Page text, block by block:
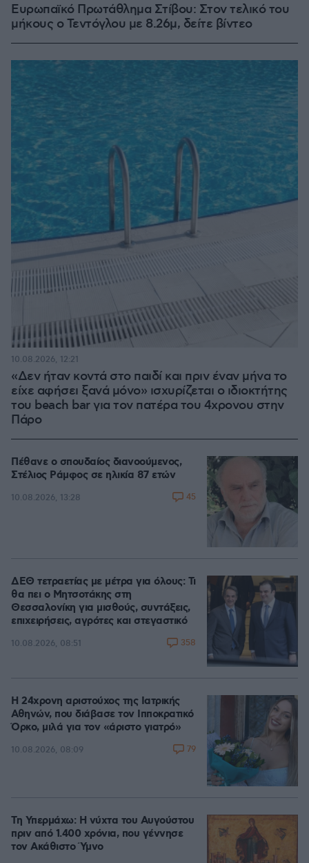
Ευρωπαϊκό Πρωτάθλημα Στίβου: Στον τελικό του
μήκους ο Τεντόγλου με 8.26μ, δείτε βίντεο
«Δεν ήταν κοντά στο παιδί και πριν έναν μήνα το
είχε αφήσει ξανά μόνο» ισχυρίζεται ο ιδιοκτήτης
του beach bar για τον πατέρα του 4χρονου στην
Πάρο
10.08.2026, 12:21
Πέθανε ο σπουδαίος διανοούμενος,
Στέλιος Ράμφος σε ηλικία 87 ετών
10.08.2026, 13:28 45
ΔΕΘ τετραετίας με μέτρα για όλους: Τι
θα πει ο Μητσοτάκης στη
Θεσσαλονίκη για μισθούς, συντάξεις,
επιχειρήσεις, αγρότες και στεγαστικό
10.08.2026, 08:51 358
Η 24χρονη αριστούχος της Ιατρικής
Αθηνών, που διάβασε τον Ιπποκρατικό
Όρκο, μιλά για τον «άριστο γιατρό»
10.08.2026, 08:09 79
Τη Υπερμάχω: Η νύχτα του Αυγούστου
πριν από 1.400 χρόνια, που γέννησε
τον Ακάθιστο Ύμνο